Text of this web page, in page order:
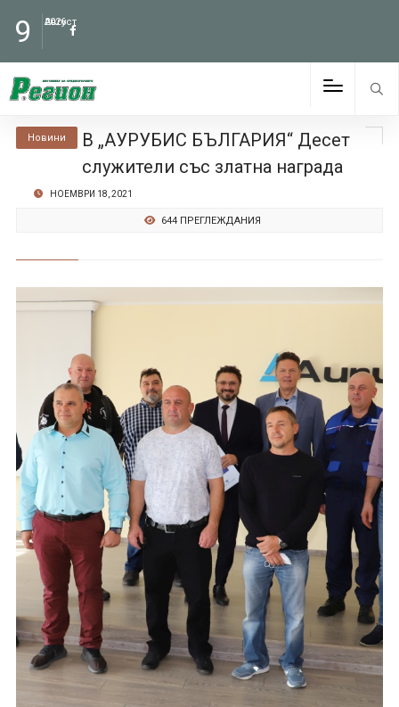
9 Август
2026
Новини
В „АУРУБИС БЪЛГАРИЯ“ Десет
служители със златна награда
НОЕМВРИ 18, 2021
644 ПРЕГЛЕЖДАНИЯ